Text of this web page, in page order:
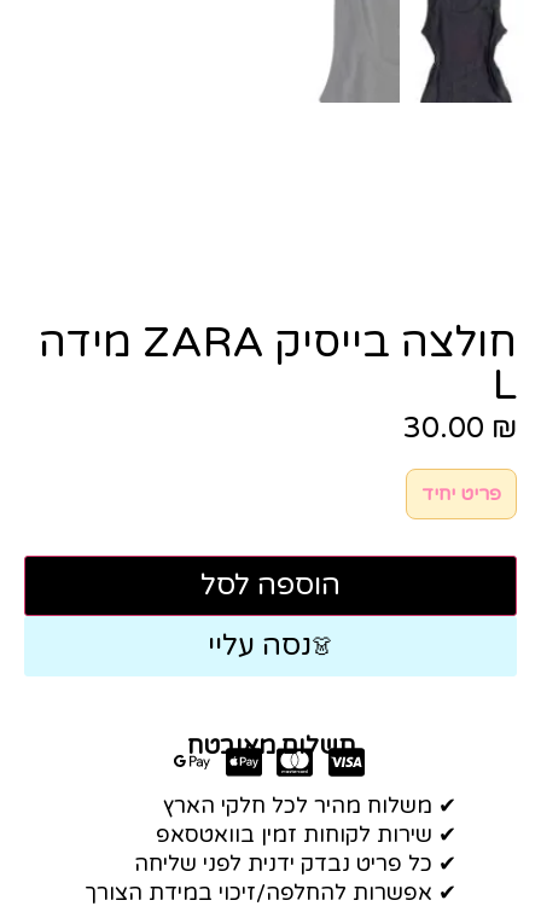
חולצה בייסיק ZARA מידה
L
30.00 ₪
פריט יחיד
הוספה לסל
👗נסה עליי
תשלום מאובטח
✔ משלוח מהיר לכל חלקי הארץ
✔ שירות לקוחות זמין בוואטסאפ
✔ כל פריט נבדק ידנית לפני שליחה
✔ אפשרות להחלפה/זיכוי במידת הצורך